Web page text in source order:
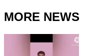
MORE NEWS